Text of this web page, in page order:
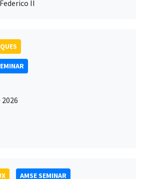
AMSE SEMINAR
et des services tiers pour garantir son bon
êtes libre d’accepter, de refuser ou de
.